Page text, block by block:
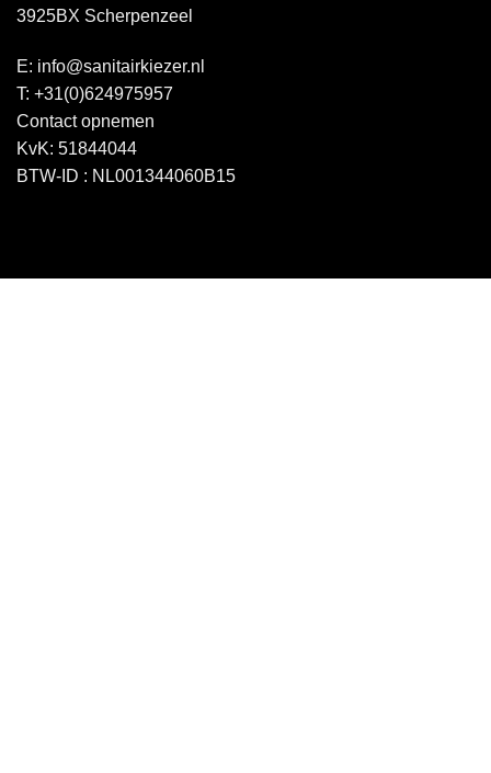
3925BX Scherpenzeel
E: info@sanitairkiezer.nl
T: +31(0)624975957
Contact opnemen
KvK: 51844044
BTW-ID : NL001344060B15